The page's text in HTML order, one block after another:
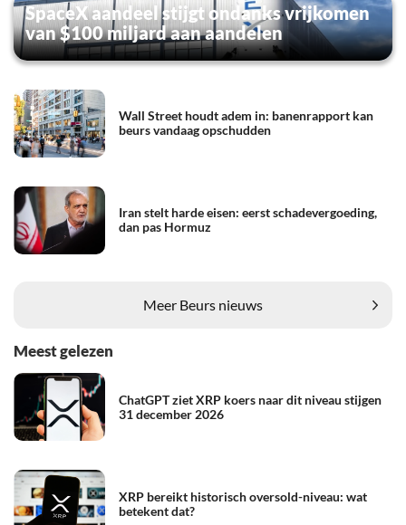
SpaceX aandeel stijgt ondanks vrijkomen
van $100 miljard aan aandelen
Wall Street houdt adem in: banenrapport kan
beurs vandaag opschudden
Iran stelt harde eisen: eerst schadevergoeding,
dan pas Hormuz
Meer Beurs nieuws
Meest gelezen
ChatGPT ziet XRP koers naar dit niveau stijgen
31 december 2026
XRP bereikt historisch oversold-niveau: wat
betekent dat?